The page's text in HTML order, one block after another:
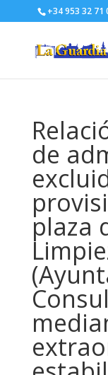
+34 953 32 71
de
plaza